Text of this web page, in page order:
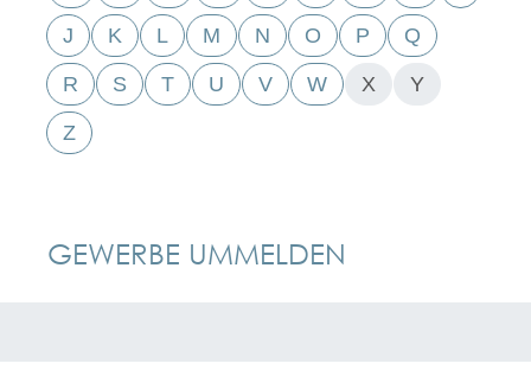
J K L M N O P Q
R S T U V W X Y
Z
GEWERBE UMMELDEN